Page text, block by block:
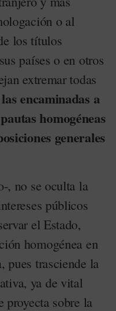
o al
los títulos
países o en otros
extremar todas
encaminadas a
homogéneas
generales
, no se oculta la
públicos
el Estado,
homogénea en
pues trasciende la
ya de vital
sobre la